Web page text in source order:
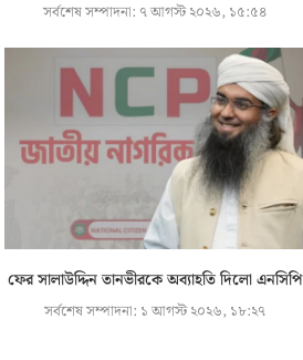
সর্বশেষ সম্পাদনা: ৭ আগস্ট ২০২৬, ১৫:৫৪
ফের সালাউদ্দিন তানভীরকে অব্যাহতি দিলো এনসিপি
সর্বশেষ সম্পাদনা: ১ আগস্ট ২০২৬, ১৮:২৭